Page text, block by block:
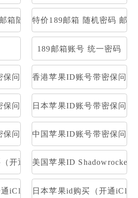
箱随机号特价189邮箱 随机密码 邮
189邮箱账号 统一密码
保问题及答案香港苹果ID账号带密保问题
保问题及答案日本苹果ID账号带密保问题
保问题及答案中国苹果ID账号带密保问题
开通iCloud）
美国苹果ID Shadowrocket
iCloud）日本苹果id购买（开通